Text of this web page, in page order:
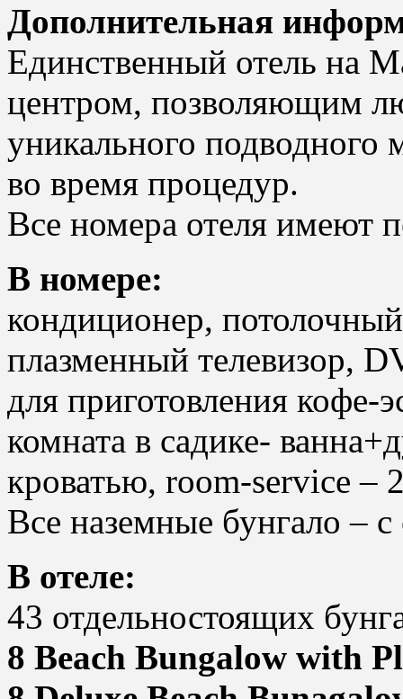
Дополнительная
Единственный отель на
центром, позволяющим
уникального подводного
во время процедур.
Все номера отеля имеют
В номере:
кондиционер,
плазменный телевизор,
для приготовления кофе-
комната в садике-
кроватью, room-service –
Все наземные бунгало –
В отеле:
43 отдельностоящих
8 Beach Bungalow with